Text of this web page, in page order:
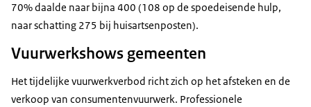
70% daalde naar bijna 400 (108 op de spoedeisende hulp,
naar schatting 275 bij huisartsenposten).
Vuurwerkshows gemeenten
Het tijdelijke vuurwerkverbod richt zich op het afsteken en de
verkoop van consumentenvuurwerk. Professionele